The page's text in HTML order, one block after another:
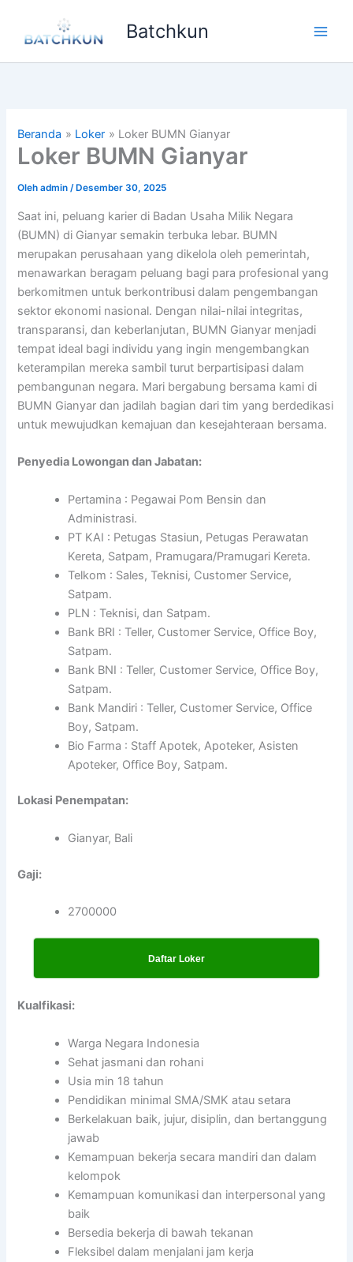
konten
Batchkun
Beranda Loker Loker BUMN Gianyar
Loker BUMN Gianyar
Olehadmin/ Desember 30, 2025
Saat ini, peluang karier di Badan Usaha Milik Negara
(BUMN) di Gianyar semakin terbuka lebar. BUMN
merupakan perusahaan yang dikelola oleh pemerintah,
menawarkan beragam peluang bagi para profesional yang
berkomitmen untuk berkontribusi dalam pengembangan
sektor ekonomi nasional. Dengan nilai-nilai integritas,
transparansi, dan keberlanjutan, BUMN Gianyar menjadi
tempat ideal bagi individu yang ingin mengembangkan
keterampilan mereka sambil turut berpartisipasi dalam
pembangunan negara. Mari bergabung bersama kami di
BUMN Gianyar dan jadilah bagian dari tim yang berdedikasi
untuk mewujudkan kemajuan dan kesejahteraan bersama.
Penyedia Lowongan dan Jabatan:
Pertamina : Pegawai Pom Bensin dan
Administrasi.
PT KAI : Petugas Stasiun, Petugas Perawatan
Kereta, Satpam, Pramugara/Pramugari Kereta.
Telkom : Sales, Teknisi, Customer Service,
Satpam.
PLN : Teknisi, dan Satpam.
Bank BRI : Teller, Customer Service, Office Boy,
Satpam.
Bank BNI : Teller, Customer Service, Office Boy,
Satpam.
Bank Mandiri : Teller, Customer Service, Office
Boy, Satpam.
Bio Farma : Staff Apotek, Apoteker, Asisten
Apoteker, Office Boy, Satpam.
Lokasi Penempatan:
Gianyar, Bali
Gaji:
2700000
Daftar Loker
Kualfikasi:
Warga Negara Indonesia
Sehat jasmani dan rohani
Usia min 18 tahun
Pendidikan minimal SMA/SMK atau setara
Berkelakuan baik, jujur, disiplin, dan bertanggung
jawab
Kemampuan bekerja secara mandiri dan dalam
kelompok
Kemampuan komunikasi dan interpersonal yang
baik
Bersedia bekerja di bawah tekanan
Fleksibel dalam menjalani jam kerja